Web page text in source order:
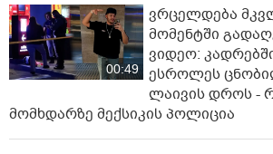
00:49
ვრცელდება
მომენტში
ვიდეო:
ესროლეს
ლაივის დროს -
მომხდარზე მექსიკის პოლიცია